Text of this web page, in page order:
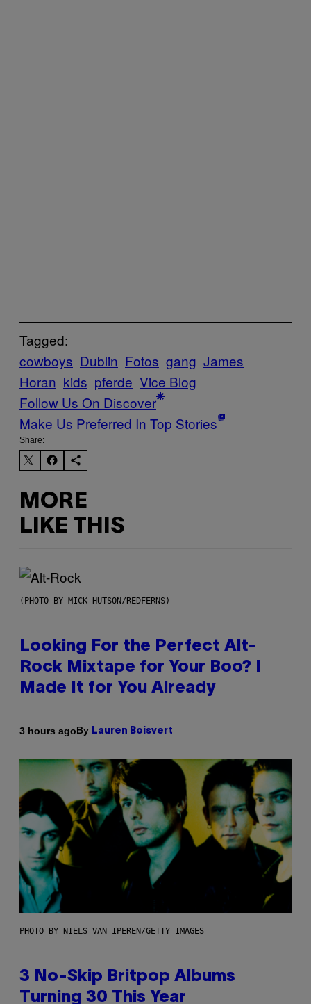
Tagged:
cowboys Dublin Fotos gang James
Horan kids pferde Vice Blog
Follow Us On Discover
Make Us Preferred In Top Stories
Share:
MORE
LIKE THIS
(PHOTO BY MICK HUTSON/REDFERNS)
Looking For the Perfect Alt-
Rock Mixtape for Your Boo? I
Made It for You Already
3 hours agoBy Lauren Boisvert
PHOTO BY NIELS VAN IPEREN/GETTY IMAGES
3 No-Skip Britpop Albums
Turning 30 This Year